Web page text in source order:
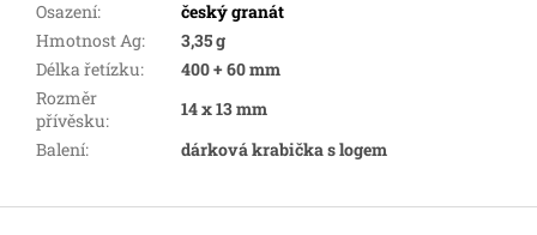
Osazení:
český granát
Hmotnost Ag:
3,35 g
Délka řetízku:
400 + 60 mm
Rozměr
přívěsku:
14 x 13 mm
Balení: dárková krabička s logem
Z